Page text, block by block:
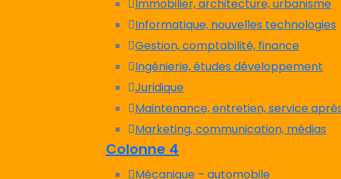
Immobilier, architecture, urbanisme
Informatique, nouvelles technologies
Gestion, comptabilité, finance
Ingénierie, études développement
Juridique
Maintenance, entretien, service
Marketing, communication, médias
Colonne 4
Mécanique – automobile